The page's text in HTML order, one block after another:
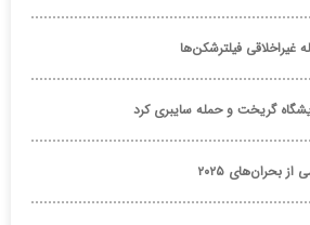
غیراخلاقی فیلترشکن‌ها
گریخت و حمله سایبری کرد